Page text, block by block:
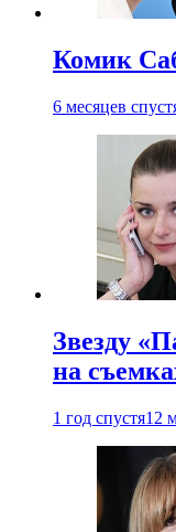
Комик
6 месяцев
Звезду
на
1 год спустя12